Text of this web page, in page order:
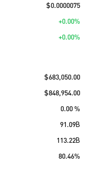
$0.0000075
+0.00%
+0.00%
$683,050.00
$848,954.00
0.00 %
91.09B
113.22B
80.46%